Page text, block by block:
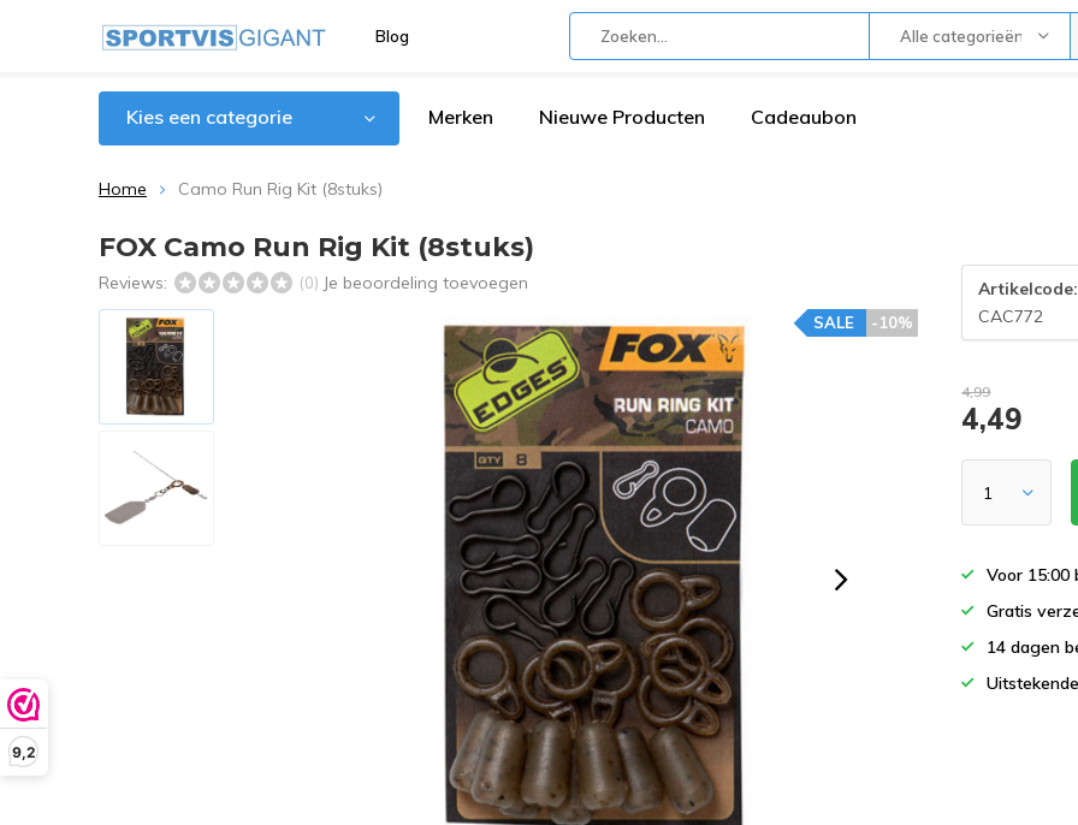
9,2
Blog Alle categorieën
Kies een categorie Merken Nieuwe Producten Cadeaubon
Home Camo Run Rig Kit (8stuks)
FOX Camo Run Rig Kit (8stuks)
Reviews: (0) Je beoordeling toevoegen
-10%
SALE
Artikelcode:
CAC772
4,99
4,49
Voor 15:00
Gratis
14 dagen